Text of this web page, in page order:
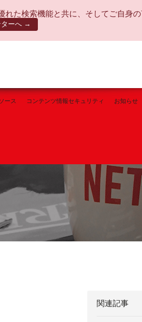
た検索機能と共に、そしてご自身の
ターへ →
ース コンテンツ情報セキュリティ お知らせ
関連記事